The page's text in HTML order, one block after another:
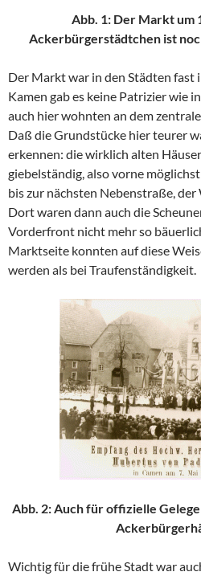
Abb. 1: Der Markt um
Ackerbürgerstädtchen ist
Der Markt war in den Städten fast
Kamen gab es keine Patrizier wie
auch hier wohnten an dem
Daß die Grundstücke hier teurer
erkennen: die wirklich alten
giebelständig, also vorne
bis zur nächsten Nebenstraße, der
Dort waren dann auch die
Vorderfront nicht mehr so
Marktseite konnten auf diese
werden als bei Traufenständigkeit.
Abb. 2: Auch für offizielle
Wichtig für die frühe Stadt war